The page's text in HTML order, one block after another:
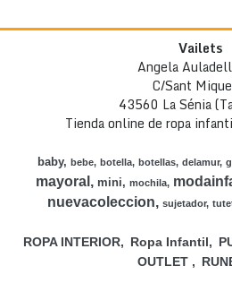
Vailets
Angela
C/Sant
43560 La Sénia
Tienda online de ropa
baby bebe botella botellas delamur
mayoral mini mochila
nuevacoleccion sujetador
ROPA INTERIOR Ropa Infantil
OUTLET